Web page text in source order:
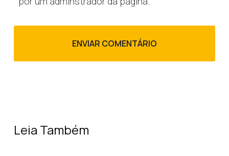
Leia Também